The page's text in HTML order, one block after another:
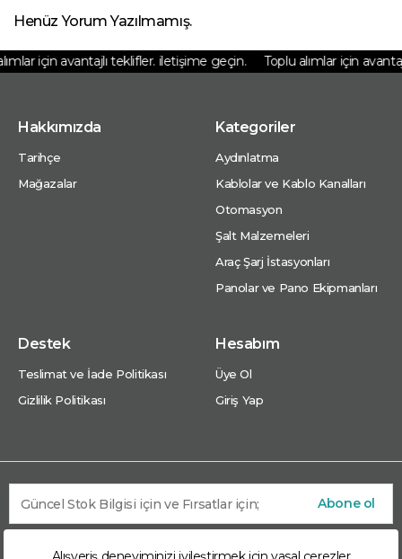
Henüz Yorum Yazılmamış.
için avantajlı teklifler. iletişime geçin. Toplu alımlar için
Hakkımızda
Tarihçe
Mağazalar
Kategoriler
Aydınlatma
Kablolar ve Kablo Kanalları
Otomasyon
Şalt Malzemeleri
Araç Şarj İstasyonları
Panolar ve Pano Ekipmanları
Destek
Teslimat ve İade Politikası
Gizlilik Politikası
Hesabım
Üye Ol
Giriş Yap
Abone ol